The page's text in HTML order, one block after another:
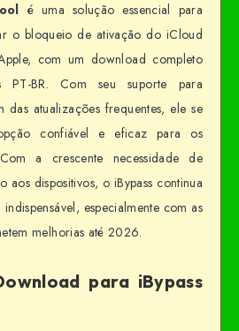
é uma solução essencial para
o bloqueio de ativação do iCloud
com um download completo
PT-BR. Com seu suporte para
atualizações frequentes, ele se
confiável e eficaz para os
a crescente necessidade de
aos dispositivos, o iBypass continua
especialmente com as
melhorias até 2026.
para iBypass